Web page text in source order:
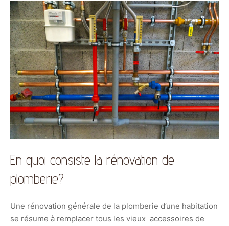
En quoi consiste la rénovation de
plomberie?
Une rénovation générale de la plomberie d’une habitation
se résume à remplacer tous les vieux accessoires de